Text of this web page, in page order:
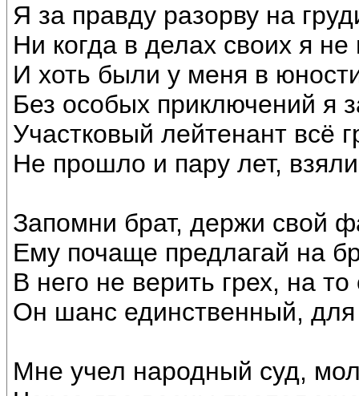
Я за правду разорву на
Ни когда в делах своих я не
И хоть были у меня в
Без особых приключений я
Участковый лейтенант всё
Не прошло и пару лет,
Запомни брат, держи свой
Ему почаще предлагай на
В него не верить грех, на то
Он шанс единственный, для
Мне учел народный суд,